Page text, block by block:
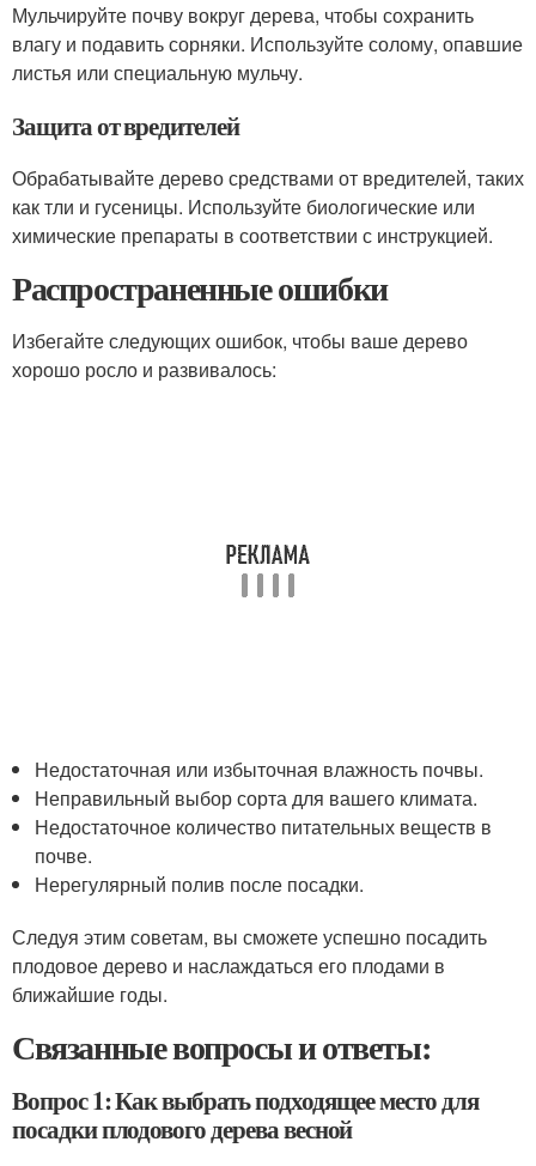
Мульчируйте почву вокруг дерева, чтобы сохранить
влагу и подавить сорняки. Используйте солому, опавшие
листья или специальную мульчу.
Защита от вредителей
Обрабатывайте дерево средствами от вредителей, таких
как тли и гусеницы. Используйте биологические или
химические препараты в соответствии с инструкцией.
Распространенные ошибки
Избегайте следующих ошибок, чтобы ваше дерево
хорошо росло и развивалось:
Недостаточная или избыточная влажность почвы.
Неправильный выбор сорта для вашего климата.
Недостаточное количество питательных веществ в
почве.
Нерегулярный полив после посадки.
Следуя этим советам, вы сможете успешно посадить
плодовое дерево и наслаждаться его плодами в
ближайшие годы.
Связанные вопросы и ответы:
Вопрос 1: Как выбрать подходящее место для
посадки плодового дерева весной